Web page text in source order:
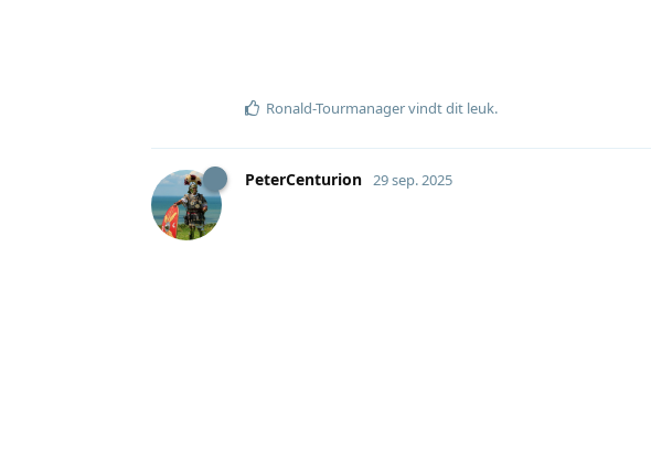
Ronald-Tourmanagervindt dit leuk.
PeterCenturion 29 sep. 2025